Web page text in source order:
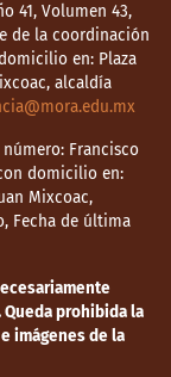
41, Volumen 43,
de la coordinación
en: Plaza
alcaldía
Francisco
domicilio en:
Mixcoac,
Fecha de última
prohibida la
imágenes de la